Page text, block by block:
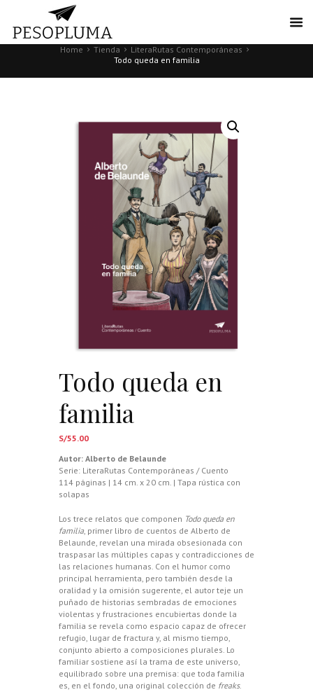
Home Tienda
LiteraRutas Contemporáneas
Todo queda en familia
Todo queda en
familia
S/55.00
Autor: Alberto de Belaunde
Serie: LiteraRutas Contemporáneas / Cuento
114 páginas | 14 cm. x 20 cm. | Tapa rústica con
solapas
Los trece relatos que componen Todo queda en
familia, primer libro de cuentos de Alberto de
Belaunde, revelan una mirada obsesionada con
traspasar las múltiples capas y contradicciones de
las relaciones humanas. Con el humor como
principal herramienta, pero también desde la
oralidad y la omisión sugerente, el autor teje un
puñado de historias sembradas de emociones
violentas y frustraciones encubiertas donde la
familia se revela como espacio capaz de ofrecer
refugio, lugar de fractura y, al mismo tiempo,
conjunto abierto a composiciones plurales. Lo
familiar sostiene así la trama de este universo,
equilibrado sobre una premisa: que toda familia
es, en el fondo, una original colección de freaks.